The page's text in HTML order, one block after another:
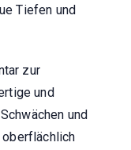
Tiefen und
zur
und
und